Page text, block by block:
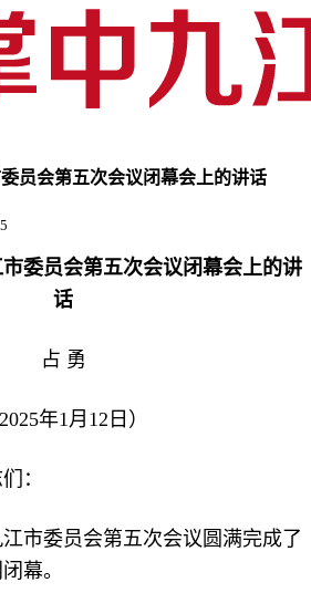
员会第五次会议闭幕会上的讲话
委员会第五次会议闭幕会上的讲
话
占 勇
2025年1月12日）
：
委员会第五次会议圆满完成了
幕。